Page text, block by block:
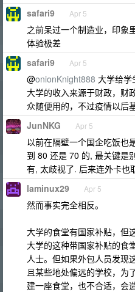
safari9 Apr 5
之前呆过一个制造业，印象
体验极差
safari9 Apr 5
@onionKnight888 大学给学
大学的收入来源于财政，财
众随便用的，不过疫情以后
JunNKG Apr 5
以前在隔壁一个国企吃饭也
到 80 还是 70 的, 最关键是
有, 太歧视了. 后来连外卡也
laminux29 Apr 5
然而事实完全相反。
大学的食堂有国家补贴，但
大学的这种带国家补贴的食
人士。但如果外包人员发现
且某些地处偏远的学校，为
建一座食堂，也不合适，会